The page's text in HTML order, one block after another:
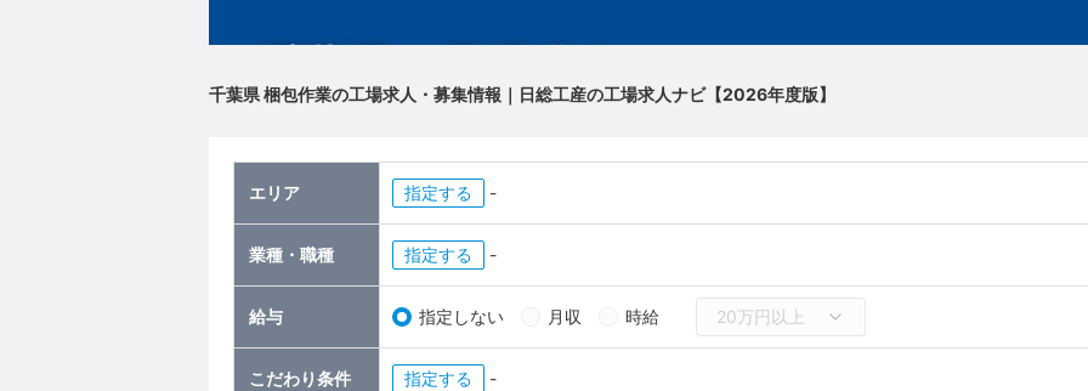
千葉県 梱包作業の工場求人・募集情報｜日総工産の工場求人ナビ【2026年度版】
エリア 指定 -
業種・職種 指定 -
給与 指定しない 月収 時給
こだわり条件 指定 -